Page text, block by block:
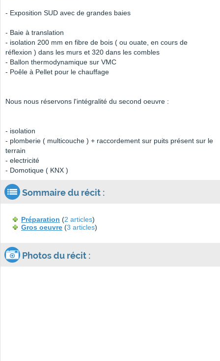
- Exposition SUD avec de grandes baies
- Baie à translation
- isolation 200 mm en fibre de bois ( ou ouate, en cours de
réflexion ) dans les murs et 320 dans les combles
- Ballon thermodynamique sur VMC
- Poêle à Pellet pour le chauffage
Nous nous réservons l'intégralité du second oeuvre :
- isolation
- plomberie ( multicouche ) + raccordement sur puits présent sur le
terrain
- electricité
- Domotique ( KNX )
Sommaire du récit :
Préparation (2 articles)
Gros oeuvre (3 articles)
Photos du récit :